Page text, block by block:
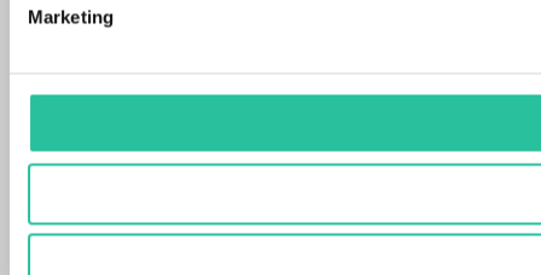
Marketing